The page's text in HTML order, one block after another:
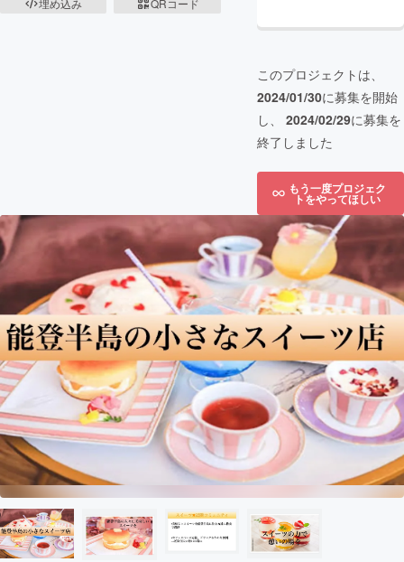
埋め込み
QRコード
このプロジェクトは、
2024/01/30に募集を開始
し、 2024/02/29に募集を
終了しました
もう一度プロジェク
トをやってほしい